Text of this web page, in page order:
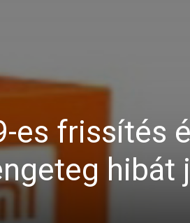
es frissítés
hibát